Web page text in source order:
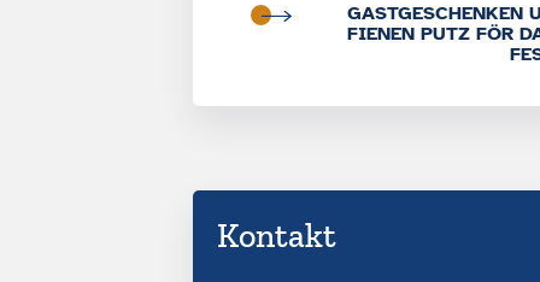
GASTGESCHENKEN
FIENEN PUTZ FÖR
Kontakt